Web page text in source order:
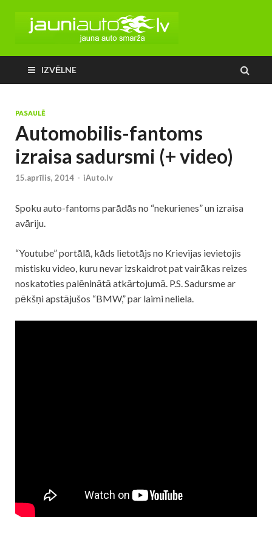
IZVĒLNE
PASAULĒ
Automobilis-fantoms
izraisa sadursmi (+ video)
15.aprīlis, 2014 - iAuto.lv
Spoku auto-fantoms parādās no “nekurienes” un izraisa
avāriju.
“Youtube” portālā, kāds lietotājs no Krievijas ievietojis
mistisku video, kuru nevar izskaidrot pat vairākas reizes
noskatoties palēninātā atkārtojumā. P.S. Sadursme ar
pēkšņi apstājušos “BMW,” par laimi neliela.